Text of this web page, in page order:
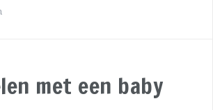
met een baby